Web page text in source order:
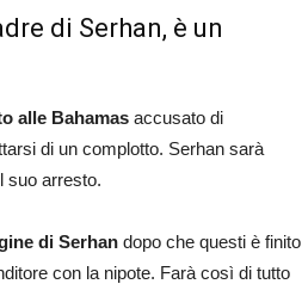
di Serhan, è un
alle Bahamas accusato di
di un complotto. Serhan sarà
suo arresto.
di Serhan dopo che questi è finito
con la nipote. Farà così di tutto